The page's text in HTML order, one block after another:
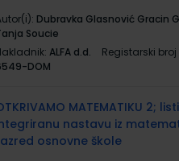
Dubravka Glasnović Gracin
Soucie
ALFA d.d.
Registarski
DOM
MATEMATIKU 2;
nastavu iz
osnovne škole